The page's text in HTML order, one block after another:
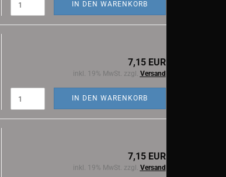
IN DEN WARENKORB
7,15 EUR
inkl. 19% MwSt. zzgl. Versand
IN DEN WARENKORB
7,15 EUR
inkl. 19% MwSt. zzgl. Versand